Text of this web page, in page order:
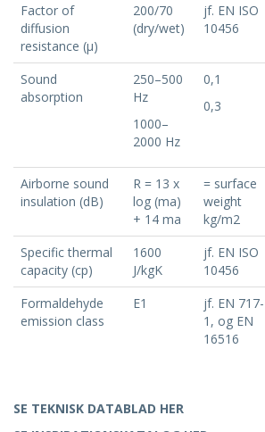
Factor of
diffusion
resistance (μ)
200/70
(dry/wet)
jf. EN ISO
10456
Sound
absorption
250–500
Hz
1000–
2000 Hz
0,1
0,3
Airborne sound
insulation (dB)
R = 13 x
log (ma)
+ 14 ma
= surface
weight
kg/m2
Specific thermal
capacity (cp)
1600
J/kgK
jf. EN ISO
10456
Formaldehyde
emission class
E1
jf. EN 717-
1, og EN
16516
SE TEKNISK DATABLAD HER